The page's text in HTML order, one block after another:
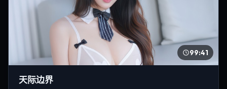
99:41
天际边界